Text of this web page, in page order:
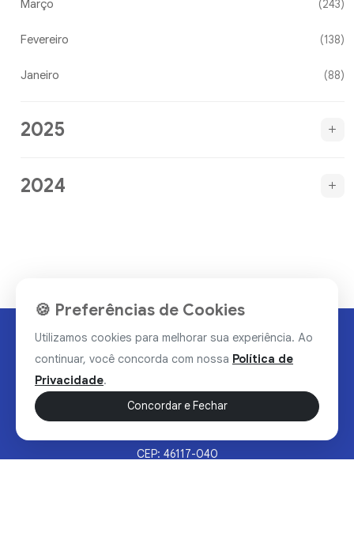
Março (243)
Fevereiro (138)
Janeiro (88)
2025
2024
CEP: 46117-040
🍪 Preferências de Cookies
Utilizamos cookies para melhorar sua experiência. Ao
continuar, você concorda com nossa Política de
Privacidade.
Concordar e Fechar